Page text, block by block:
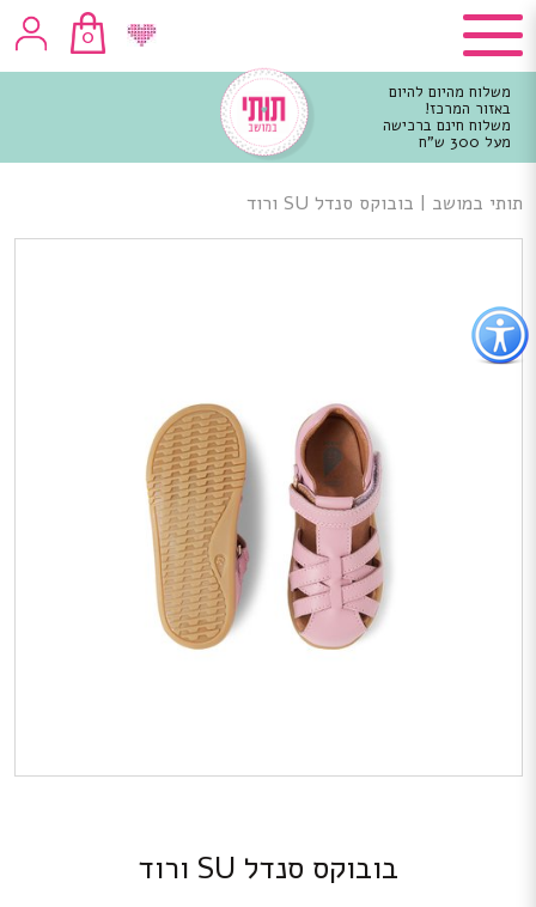
כפתור
לפתיחת
תפריט
נגישות
0
משלוח מהיום להיום
באזור המרכז!
משלוח חינם ברכישה
מעל 300 ש"ח
מרכזי
תותי במושב | בובוקס סנדל SU ורוד
בובוקס סנדל SU ורוד